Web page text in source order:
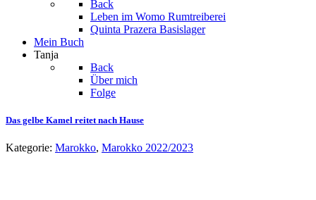
Back
Leben im Womo Rumtreiberei
Quinta Prazera Basislager
Mein Buch
Tanja
Back
Über mich
Folge
Das gelbe Kamel reitet nach Hause
Kategorie: Marokko, Marokko 2022/2023